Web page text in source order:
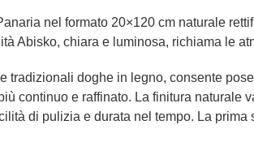
nel formato 20×120 cm naturale
Abisko, chiara e luminosa, richiama le
tradizionali doghe in legno, consente
continuo e raffinato. La finitura
di pulizia e durata nel tempo. La